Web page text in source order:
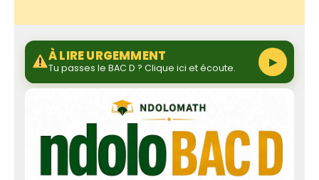
À LIRE URGEMMENT
Tu passes le BAC D ? Clique ici et écoute. ▶